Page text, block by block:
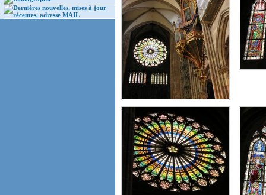
Dernières nouvelles, mises à jour
récentes, adresse MAIL